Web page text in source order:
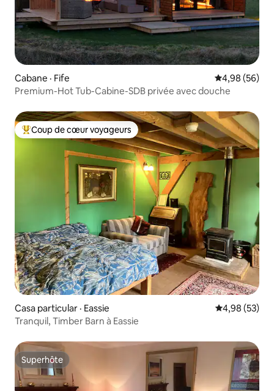
Cabane · Fife Note
4,98 (56)
Premium-Hot Tub-Cabine-SDB privée avec douche
Coup de cœur voyageurs parmi les plus aimés
Coup de cœur voyageurs
Casa particular · Eassie Note
4,98 (53)
Tranquil, Timber Barn à Eassie
Superhôte
Superhôte